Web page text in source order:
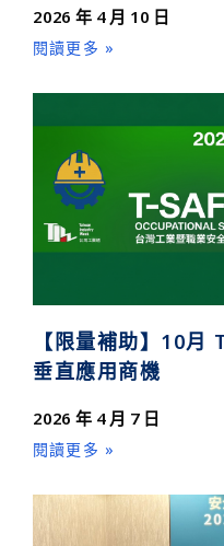
2026 年 4 月 10 日
閱讀更多 »
【限量補助】10月
垂直應用商機
2026 年 4 月 7 日
閱讀更多 »